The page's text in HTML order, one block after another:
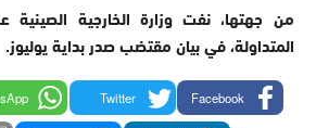
من جهتها، نفت وزارة الخارجية الصينية
المتداولة، في بيان مقتضب صدر بداية يوليوز.
Facebook
Twitter